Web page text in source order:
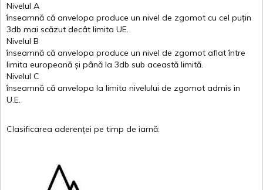
Nivelul A
înseamnă că anvelopa produce un nivel de zgomot cu cel puțin
3db mai scăzut decât limita UE.
Nivelul B
înseamnă că anvelopa produce un nivel de zgomot aflat între
limita europeană și până la 3db sub această limită.
Nivelul C
înseamnă că anvelopa la limita nivelului de zgomot admis in
U.E.
Clasificarea aderenței pe timp de iarnă: